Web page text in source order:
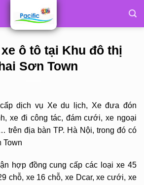
ô tô tại Khu đô thị
Sơn Town
dịch vụ Xe du lịch, Xe đưa đón
xe đi công tác, đám cưới, xe ngoại
trên địa bàn TP. Hà Nội, trong đó có
Town
hợp đồng cung cấp các loại xe 45
chỗ, xe 16 chỗ, xe Dcar, xe cưới, xe